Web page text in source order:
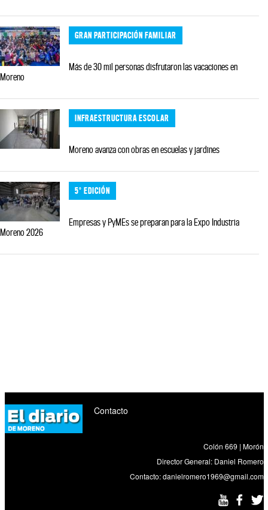
GRAN PARTICIPACIÓN FAMILIAR
Más de 30 mil personas disfrutaron las vacaciones en
Moreno
INFRAESTRUCTURA ESCOLAR
Moreno avanza con obras en escuelas y jardines
5° EDICIÓN
Empresas y PyMEs se preparan para la Expo Industria
Moreno 2026
Contacto
Colón 669 | Morón
Director General: Daniel Romero
Contacto:danielromero1969@gmail.com